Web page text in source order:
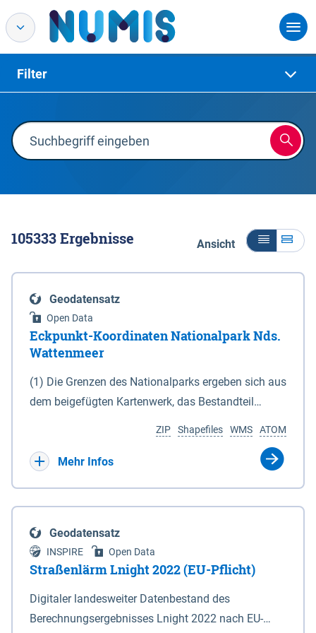
Filter
105333Ergebnisse Ansicht
Geodatensatz
Open Data
Eckpunkt-Koordinaten Nationalpark Nds.
Wattenmeer
(1) Die Grenzen des Nationalparks ergeben sich aus
dem beigefügten Kartenwerk, das Bestandteil
(DTK) im Maßstab 1 : 100 000 (Anlage 2), 2.
verkleinerte Amtliche Karte 1 : 5 000 (AK5) im
projizierte Koordinaten im Europäischen
Terrestrischen Referenzsystem 1989 (ETRS 89) mit
der Universalen Transversalen Mercator-Abbildung
bezogen auf die Zone 32 N (UTM 32N) dargestellt
(Anlage 4); Gleiches gilt für die geografischen
ATOM
WMS
Shapefiles
ZIP
Mehr Infos
Geodatensatz
INSPIRE Open Data
Straßenlärm Lnight 2022 (EU-Pflicht)
Digitaler landesweiter Datenbestand des
Berechnungsergebnisses Lnight 2022 nach EU-